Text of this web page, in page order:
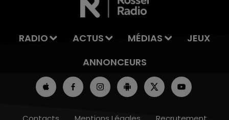
RADIO ACTUS MÉDIAS
JEUX
ANNONCEURS